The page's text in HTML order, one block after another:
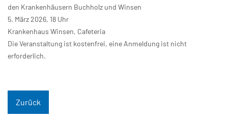
den Krankenhäusern Buchholz und Winsen
5. März 2026, 18 Uhr
Krankenhaus Winsen, Cafeteria
Die Veranstaltung ist kostenfrei, eine Anmeldung ist nicht
erforderlich.
Zurück